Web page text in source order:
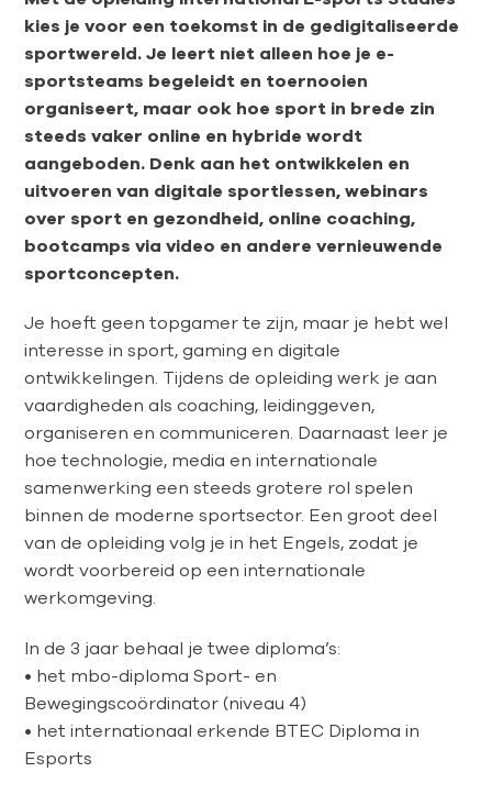
kies je voor een toekomst in de gedigitaliseerde
sportwereld. Je leert niet alleen hoe je e-
sportsteams begeleidt en toernooien
organiseert, maar ook hoe sport in brede zin
steeds vaker online en hybride wordt
aangeboden. Denk aan het ontwikkelen en
uitvoeren van digitale sportlessen, webinars
over sport en gezondheid, online coaching,
bootcamps via video en andere vernieuwende
sportconcepten.
Je hoeft geen topgamer te zijn, maar je hebt wel
interesse in sport, gaming en digitale
ontwikkelingen. Tijdens de opleiding werk je aan
vaardigheden als coaching, leidinggeven,
organiseren en communiceren. Daarnaast leer je
hoe technologie, media en internationale
samenwerking een steeds grotere rol spelen
binnen de moderne sportsector. Een groot deel
van de opleiding volg je in het Engels, zodat je
wordt voorbereid op een internationale
werkomgeving.
In de 3 jaar behaal je twee diploma’s:
• het mbo-diploma Sport- en
Bewegingscoördinator (niveau 4)
• het internationaal erkende BTEC Diploma in
Esports